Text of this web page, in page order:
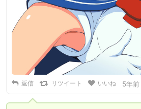
返信 リツイート いいね 5年前